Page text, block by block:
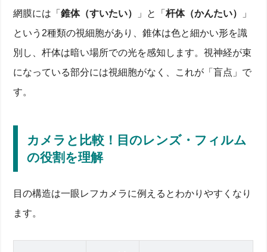
網膜には「錐体（すいたい） 」と「杆体（かんたい）
」
という2種類の視細胞があり、錐体は色と細かい形を識
別し、杆体は暗い場所での光を感知します。視神経が束
になっている部分には視細胞がなく、これが「盲点」で
す。
カメラと比較！目のレンズ・フィルム
の役割を理解
目の構造は一眼レフカメラに例えるとわかりやすくなり
ます。